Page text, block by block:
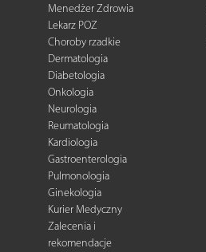
Menedżer Zdrowia
Lekarz POZ
Choroby rzadkie
Dermatologia
Diabetologia
Onkologia
Neurologia
Reumatologia
Kardiologia
Gastroenterologia
Pulmonologia
Ginekologia
Kurier Medyczny
Zalecenia i
rekomendacje